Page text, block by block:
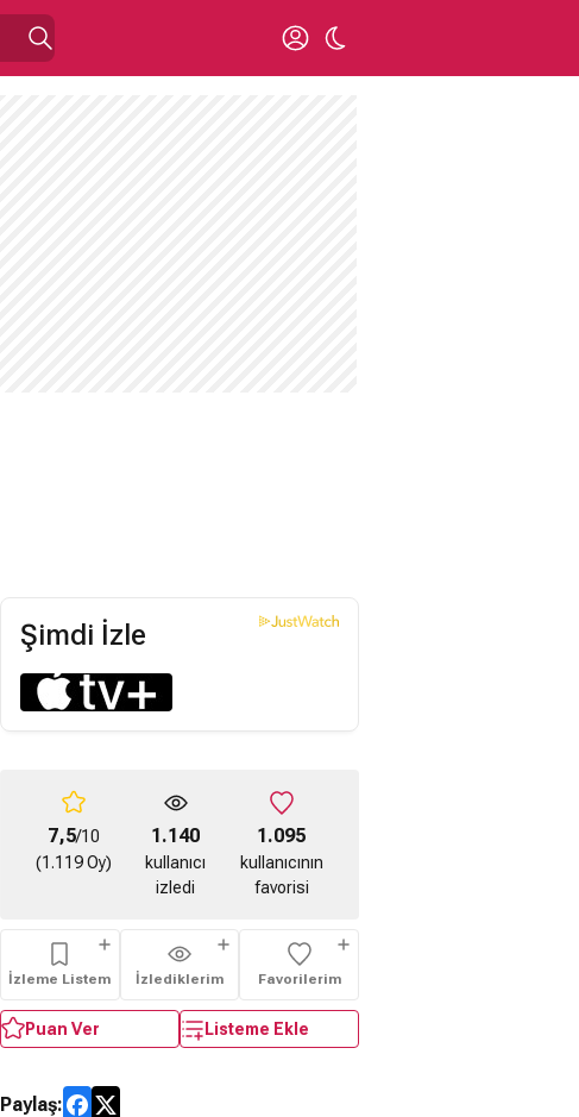
Şimdi İzle
7,5/10
(1.119 Oy)
1.140
kullanıcı
izledi
1.095
kullanıcının
favorisi
İzleme Listem İzlediklerim Favorilerim
Puan Ver Listeme Ekle
Paylaş: